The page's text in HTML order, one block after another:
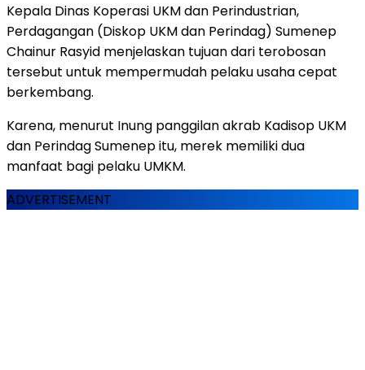
Kepala Dinas Koperasi UKM dan Perindustrian,
Perdagangan (Diskop UKM dan Perindag) Sumenep
Chainur Rasyid menjelaskan tujuan dari terobosan
tersebut untuk mempermudah pelaku usaha cepat
berkembang.
Karena, menurut Inung panggilan akrab Kadisop UKM
dan Perindag Sumenep itu, merek memiliki dua
manfaat bagi pelaku UMKM.
ADVERTISEMENT